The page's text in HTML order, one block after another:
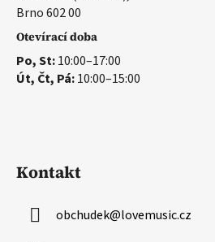
Brno 602 00
Otevírací doba
Po, St:10:00–17:00
Út, Čt, Pá:10:00–15:00
Kontakt
obchudek@lovemusic.cz